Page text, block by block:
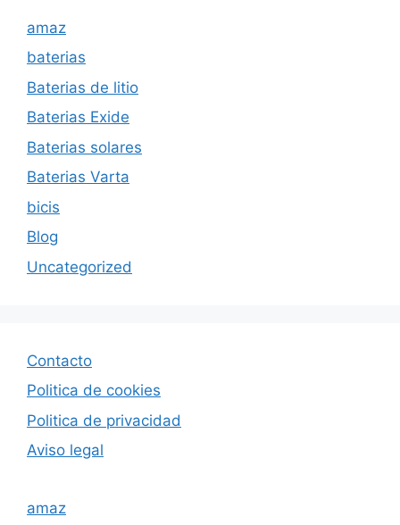
amaz
baterias
Baterias de litio
Baterias Exide
Baterias solares
Baterias Varta
bicis
Blog
Uncategorized
Contacto
Politica de cookies
Politica de privacidad
Aviso legal
amaz